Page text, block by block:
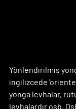
Yönlendirilmiş
ingilizcede
yonga levhalar,
levhalardır osb.